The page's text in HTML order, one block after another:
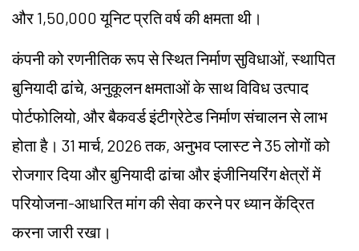
और 1,50,000 यूनिट प्रति वर्ष की क्षमता थी।
कंपनी को रणनीतिक रूप से स्थित निर्माण सुविधाओं, स्थापित
बुनियादी ढांचे, अनुकूलन क्षमताओं के साथ विविध उत्पाद
पोर्टफोलियो, और बैकवर्ड इंटीग्रेटेड निर्माण संचालन से लाभ
होता है। 31 मार्च, 2026 तक, अनुभव प्लास्ट ने 35 लोगों को
रोजगार दिया और बुनियादी ढांचा और इंजीनियरिंग क्षेत्रों में
परियोजना-आधारित मांग की सेवा करने पर ध्यान केंद्रित
करना जारी रखा।